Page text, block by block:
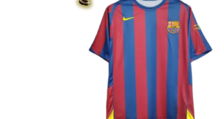
era:
89,95 €.
es:
29,95 €.
múltiples
variantes.
Las
opciones
pueden
elegir